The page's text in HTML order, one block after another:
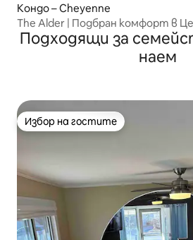
Кондо – Cheyenne
The Alder | Подбран комфорт в
Подходящи за
наем
Избор на гостите
Избор на гостите